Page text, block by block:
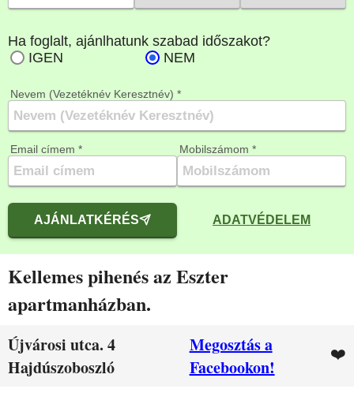
Nevem (Vezetéknév Keresztnév) *
Email címem * Mobilszámom *
AJÁNLATKÉRÉS ADATVÉDELEM
Kellemes pihenés az Eszter
apartmanházban.
Újvárosi utca. 4
Hajdúszoboszló
Megosztás a
Facebookon!
❤️